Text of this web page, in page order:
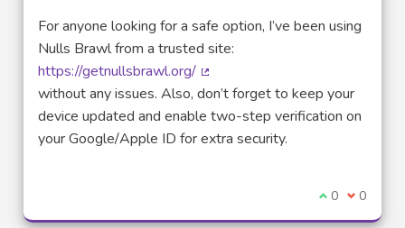
For anyone looking for a safe option, I’ve been using
Nulls Brawl from a trusted site:
https://getnullsbrawl.org/
(Lien externe)
without any issues. Also, don’t forget to keep your
device updated and enable two-step verification on
your Google/Apple ID for extra security.
Je suis
0 Je ne
0